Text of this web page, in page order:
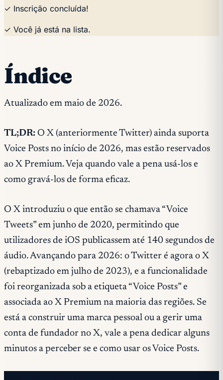
✓ Inscrição concluída!
✓ Você já está na lista.
Índice
Atualizado em maio de 2026.
TL;DR: O X (anteriormente Twitter) ainda suporta
Voice Posts no início de 2026, mas estão reservados
ao X Premium. Veja quando vale a pena usá-los e
como gravá-los de forma eficaz.
O X introduziu o que então se chamava “Voice
Tweets” em junho de 2020, permitindo que
utilizadores de iOS publicassem até 140 segundos de
áudio. Avançando para 2026: o Twitter é agora o X
(rebaptizado em julho de 2023), e a funcionalidade
foi reorganizada sob a etiqueta “Voice Posts” e
associada ao X Premium na maioria das regiões. Se
está a construir uma marca pessoal ou a gerir uma
conta de fundador no X, vale a pena dedicar alguns
minutos a perceber se e como usar os Voice Posts.